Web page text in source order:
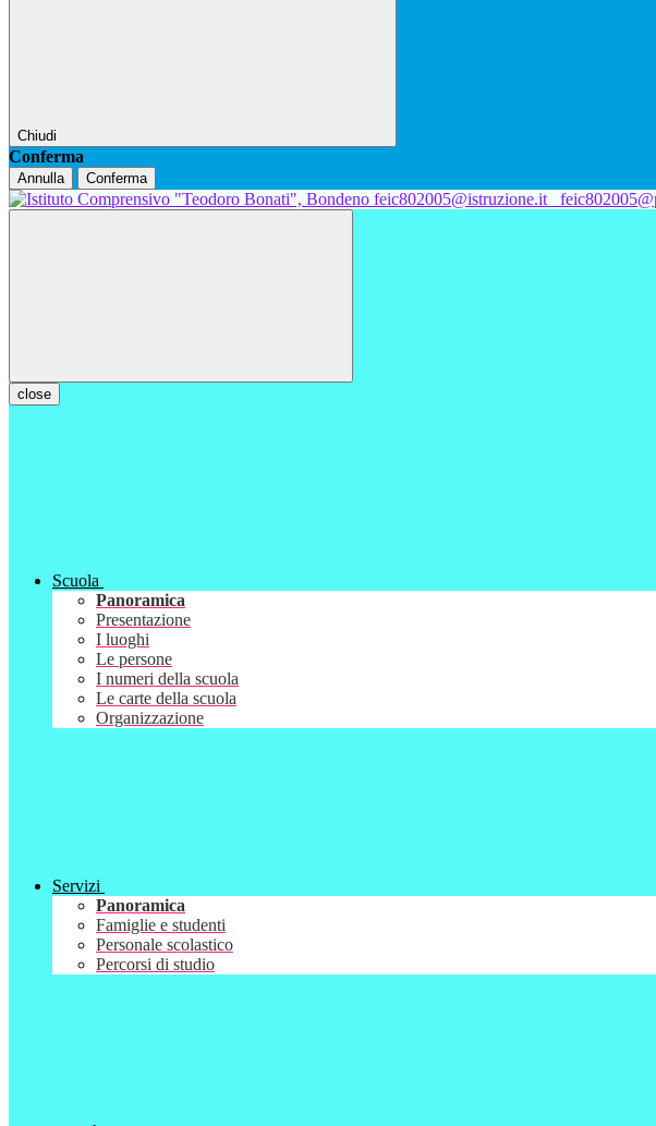
Chiudi
Conferma
Annulla Conferma
feic802005@istruzione.it
close
Scuola
Panoramica
Presentazione
I luoghi
Le persone
I numeri della scuola
Le carte della scuola
Organizzazione
Servizi
Panoramica
Famiglie e studenti
Personale scolastico
Percorsi di studio